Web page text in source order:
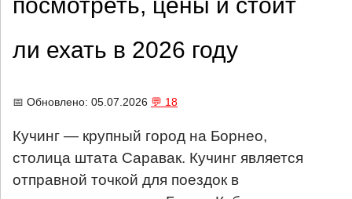
ли ехать в 2026 году
📅 Обновлено: 05.07.2026 💬 18
Кучинг — крупный город на Борнео,
столица штата Саравак. Кучинг является
отправной точкой для поездок в